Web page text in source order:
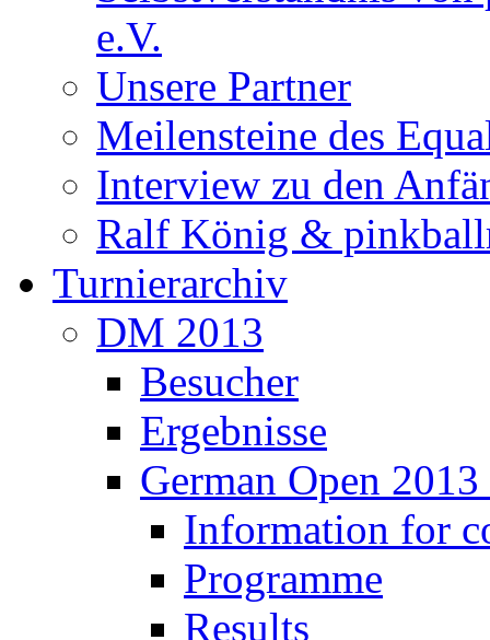
Meilensteine des
Interview zu den
Ralf König &
Turnierarchiv
DM 2013
Besucher
Ergebnisse
German Open
Information for
Programme
Results
Start List
Visitors